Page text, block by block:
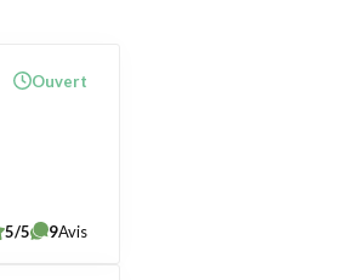
Ouvert
5/5 9Avis